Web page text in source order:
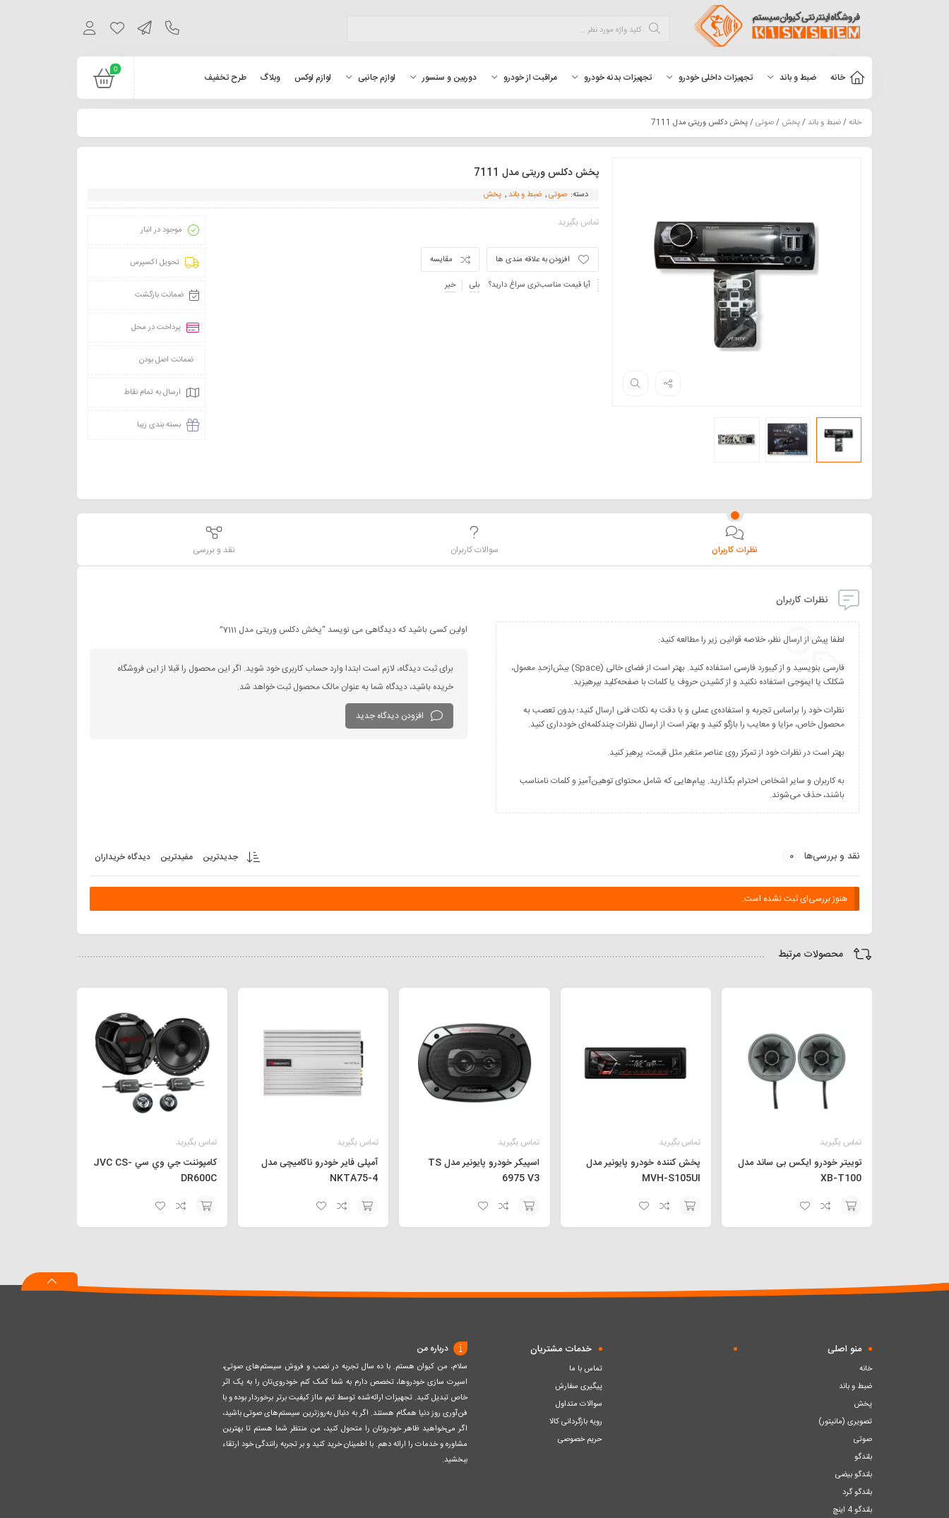
0
خانه ضبط و باند تجهیزات داخلی خودرو تجهیزات بدنه خودرو مراقبت از خودرو دوربین و سنسور لوازم جانبی لوازم لوکس وبلاگ طرح تخفیف
خانه/ضبط و باند /پخش /صوتی/ پخش دکلس وریتی مدل 7111
پخش دکلس وریتی مدل 7111
دسته: صوتی, ضبط و باند , پخش
تماس بگیرید
مقایسه
افزودن به علاقه مندی ها
آیا قیمت مناسب‌تری سراغ دارید؟
بلی خیر
موجود در انبار
تحویل اکسپرس
ضمانت بازگشت
پرداخت در محل
ضمانت اصل بودن
ارسال به تمام نقاط
بسته بندی زیبا
نظرات کاربران سوالات کاربران نقد و بررسی
نظرات کاربران
فارسی بنویسید و از کیبورد فارسی استفاده کنید. بهتر است از فضای خالی (Space) بیش‌از‌حدِ معمول،
نظرات خود را براساس تجربه و استفاده‌ی عملی و با دقت به نکات فنی ارسال کنید؛ بدون تعصب به
به کاربران و سایر اشخاص احترام بگذارید. پیام‌هایی که شامل محتوای توهین‌آمیز و کلمات نامناسب
باشند، حذف می‌شوند.
اولین کسی باشید که دیدگاهی می نویسد “پخش دکلس وریتی مدل 7111”
برای ثبت دیدگاه، لازم است ابتدا وارد حساب کاربری خود شوید. اگر این محصول را قبلا از این فروشگاه
خریده باشید، دیدگاه شما به عنوان مالک محصول ثبت خواهد شد.
افزودن دیدگاه جدید
نقد و بررسی‌ها 0 جدیدترین مفیدترین دیدگاه خریداران
هنوز بررسی‌ای ثبت نشده است.
محصولات مرتبط
تماس بگیرید
توییتر خودرو ایکس بی ساند مدل
XB-T100
افزودن
تماس بگیرید
پخش کننده خودرو پایونیر مدل
MVH-S105UI
افزودن
تماس بگیرید
اسپیکر خودرو پایونیر مدل TS
6975 V3
افزودن
تماس بگیرید
آمپلی فایر خودرو ناکامیچی مدل
NKTA75-4
افزودن
تماس بگیرید
كامپوننت جي وي سي JVC CS-
DR600C
افزودن
منو اصلی
خانه
ضبط و باند
پخش
تصویری (مانیتور)
صوتی
بلندگو
بلندگو بیضی
بلندگو گرد
بلندگو 4 اینچ
خدمات مشتریان
تماس با ما
پیگیری سفارش
سوالات متداول
رویه بازگردانی کالا
حریم خصوصی
درباره من
سلام، من کیوان هستم. با ده سال تجربه در نصب و فروش سیستم‌های صوتی،
اسپرت سازی خودروها، تخصص دارم به شما کمک کنم خودروی‌تان را به یک اثر
خاص تبدیل کنید. تجهیزات ارائه‌شده توسط تیم مااز کیفیت برتر برخوردار بوده و با
فن‌آوری روز دنیا همگام هستند. اگر به دنبال به‌روزترین سیستم‌های صوتی باشید،
اگر می‌خواهید ظاهر خودروتان را متحول کنید، من منتظر شما هستم تا بهترین
مشاوره و خدمات را ارائه دهم. با اطمینان خرید کنید و بر تجربه رانندگی خود ارتقاء
ببخشید.